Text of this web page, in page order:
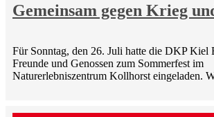
Gemeinsam gegen Krieg
Für Sonntag, den 26. Juli hatte die DKP Kiel
Freunde und Genossen zum Sommerfest im
Naturerlebniszentrum Kollhorst eingeladen.